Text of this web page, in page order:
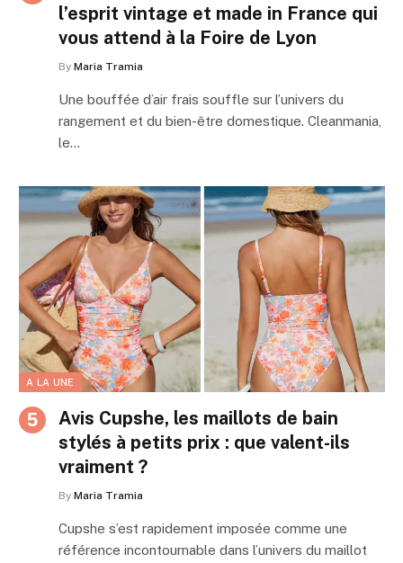
l’esprit vintage et made in France qui
vous attend à la Foire de Lyon
By Maria Tramia
Une bouffée d’air frais souffle sur l’univers du
rangement et du bien-être domestique. Cleanmania,
le…
A LA UNE
Avis Cupshe, les maillots de bain
stylés à petits prix : que valent-ils
vraiment ?
By Maria Tramia
Cupshe s’est rapidement imposée comme une
référence incontournable dans l’univers du maillot